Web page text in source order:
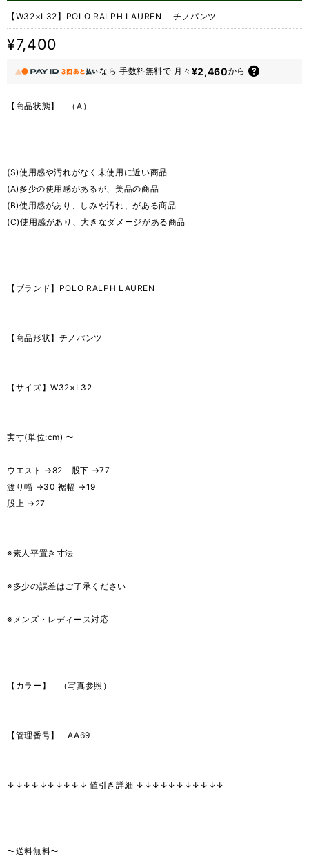
【W32×L32】POLO RALPH LAUREN チノパンツ
¥7,400
なら 手数料無料で 月々 ¥2,460から
【商品状態】 （A）
(S)使用感や汚れがなく未使用に近い商品
(A)多少の使用感があるが、美品の商品
(B)使用感があり、しみや汚れ、がある商品
(C)使用感があり、大きなダメージがある商品
【ブランド】POLO RALPH LAUREN
【商品形状】チノパンツ
【サイズ】W32×L32
実寸(単位:cm) 〜
ウエスト →82 股下 →77
渡り幅 →30 裾幅 →19
股上 →27
※素人平置き寸法
※多少の誤差はご了承ください
※メンズ・レディース対応
【カラー】 （写真参照）
【管理番号】 AA69
↓↓↓↓↓↓↓↓↓↓ 値引き詳細 ↓↓↓↓↓↓↓↓↓↓↓
〜送料無料〜